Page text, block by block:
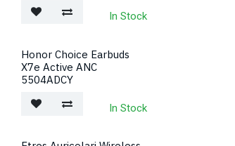
In Stock
Honor Choice Earbuds
X7e Active ANC
5504ADCY
In Stock